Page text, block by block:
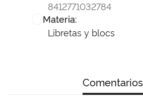
8412771032784
Materia:
Libretas y blocs
Comentarios